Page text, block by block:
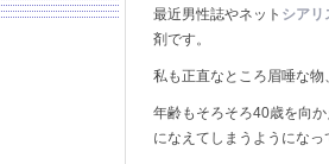
最近男性誌やネット シアリ
剤です。
私も正直なところ眉唾な物
年齢もそろそろ40歳を向
になえてしまうようになっ